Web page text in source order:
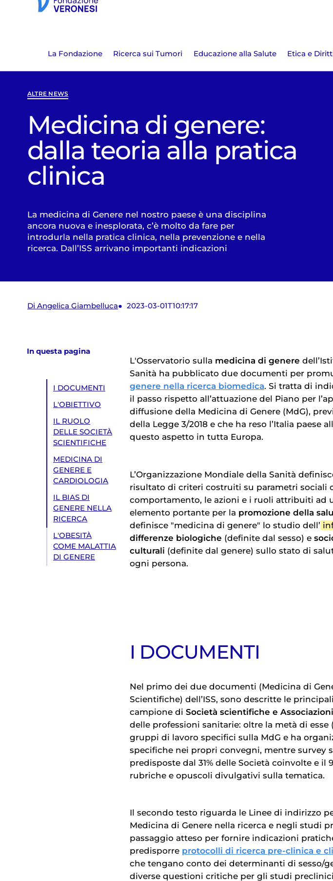
La Fondazione Ricerca sui Tumori Educazione alla Salute Etica e
ALTRE NEWS
Medicina di genere:
dalla teoria alla pratica
clinica
La medicina di Genere nel nostro paese è una disciplina
ancora nuova e inesplorata, c’è molto da fare per
introdurla nella pratica clinica, nella prevenzione e nella
ricerca. Dall’ISS arrivano importanti indicazioni
Di Angelica Giambelluca 2023-03-01T10:17:17
In questa pagina
I DOCUMENTI
L'OBIETTIVO
IL RUOLO
DELLE SOCIETÀ
SCIENTIFICHE
MEDICINA DI
GENERE E
CARDIOLOGIA
IL BIAS DI
GENERE NELLA
RICERCA
L'OBESITÀ
COME MALATTIA
DI GENERE
L'Osservatorio sulla medicina di genere
Sanità ha pubblicato due documenti per
genere nella ricerca biomedica. Si tratta di
il passo rispetto all’attuazione del Piano per
diffusione della Medicina di Genere (MdG),
della Legge 3/2018 e che ha reso l’Italia paese
questo aspetto in tutta Europa.
L’Organizzazione Mondiale della Sanità
risultato di criteri costruiti su parametri sociali
comportamento, le azioni e i ruoli attribuiti ad
elemento portante per la promozione della
definisce "medicina di genere" lo studio dell’
differenze biologiche (definite dal sesso) e
culturali (definite dal genere) sullo stato di
ogni persona.
I DOCUMENTI
Nel primo dei due documenti (Medicina di
Scientifiche) dell’ISS, sono descritte le
campione di Società scientifiche e
delle professioni sanitarie: oltre la metà di esse
gruppi di lavoro specifici sulla MdG e ha
specifiche nei propri convegni, mentre survey
predisposte dal 31% delle Società coinvolte e il
rubriche e opuscoli divulgativi sulla tematica.
Il secondo testo riguarda le Linee di indirizzo
Medicina di Genere nella ricerca e negli studi
passaggio atteso per fornire indicazioni
predisporre protocolli di ricerca pre-clinica e
che tengano conto dei determinanti di sesso/
diverse questioni critiche per gli studi